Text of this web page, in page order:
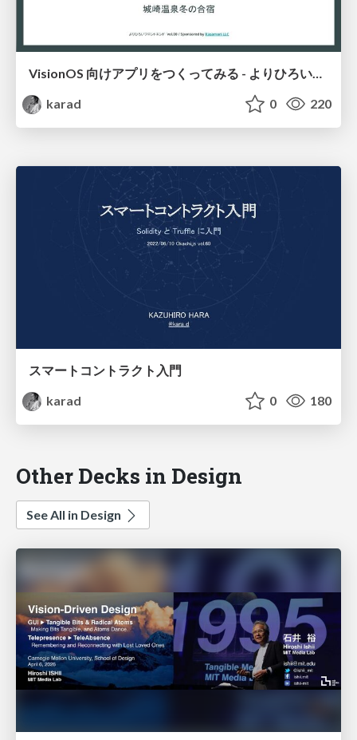
VisionOS 向けアプリをつくってみる - よりひろいフロントエンド
karad
0 220
スマートコントラクト入門
karad
0 180
Other Decks in Design
See All in Design